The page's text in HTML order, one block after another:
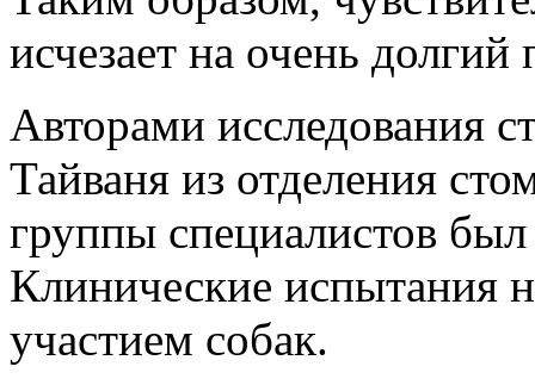
исчезает на очень долгий
Авторами исследования
Тайваня из отделения
группы специалистов
Клинические испытания
участием собак.